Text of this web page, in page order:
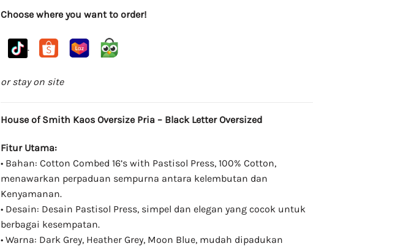
Rp115.000
through
Choose where you want to order!
.
or stay on site
House of Smith Kaos Oversize Pria – Black Letter Oversized
Fitur Utama:
• Bahan: Cotton Combed 16’s with Pastisol Press, 100% Cotton,
menawarkan perpaduan sempurna antara kelembutan dan
Kenyamanan.
• Desain: Desain Pastisol Press, simpel dan elegan yang cocok untuk
berbagai kesempatan.
• Warna: Dark Grey, Heather Grey, Moon Blue, mudah dipadukan